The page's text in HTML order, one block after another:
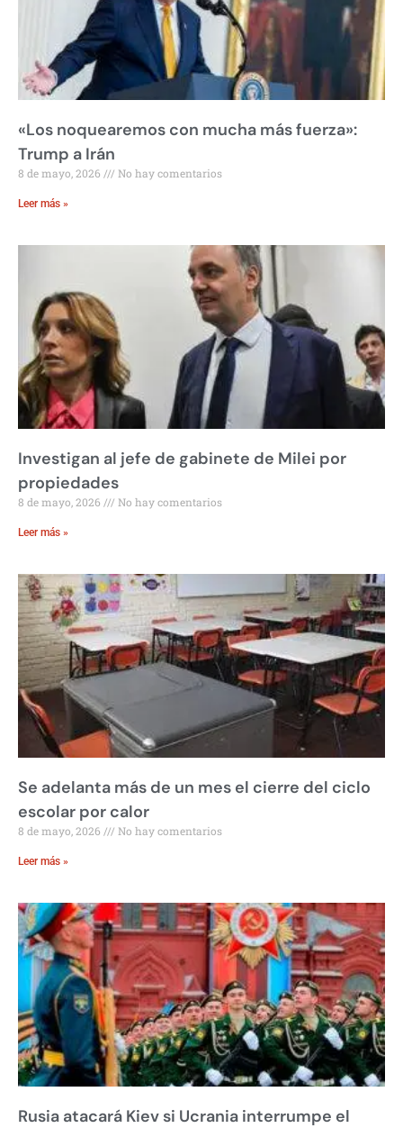
«Los noquearemos con mucha más fuerza»:
Trump a Irán
8 de mayo, 2026 No hay comentarios
Leer más »
Investigan al jefe de gabinete de Milei por
propiedades
8 de mayo, 2026 No hay comentarios
Leer más »
Se adelanta más de un mes el cierre del ciclo
escolar por calor
8 de mayo, 2026 No hay comentarios
Leer más »
Rusia atacará Kiev si Ucrania interrumpe el